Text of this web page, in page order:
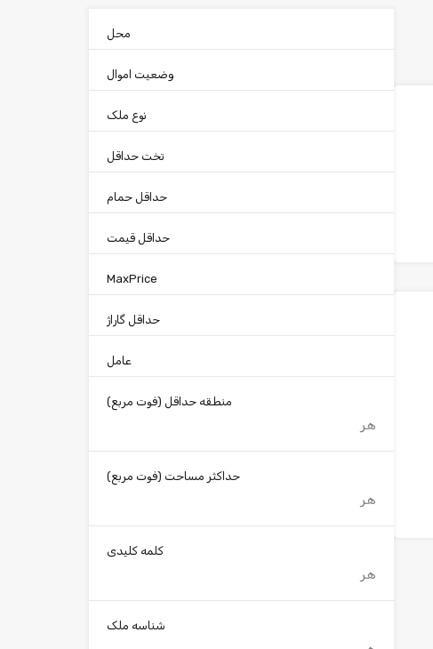
محل
وضعیت اموال
نوع ملک
تخت حداقل
حداقل حمام
حداقل قیمت
MaxPrice
حداقل گاراژ
عامل
منطقه حداقل (فوت مربع)
حداکثر مساحت (فوت مربع)
کلمه کلیدی
شناسه ملک